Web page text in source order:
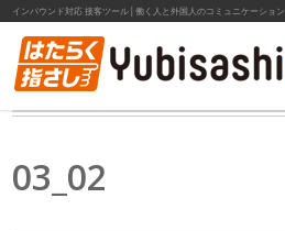
インバウンド対応 接客ツール│働く人と外国人のコミュニケーション
03_02